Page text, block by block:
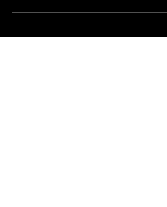
Esportes